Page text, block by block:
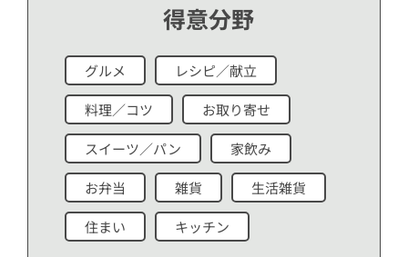
得意分野
グルメ レシピ／献立
料理／コツ お取り寄せ
スイーツ／パン 家飲み
お弁当 雑貨 生活雑貨
住まい キッチン